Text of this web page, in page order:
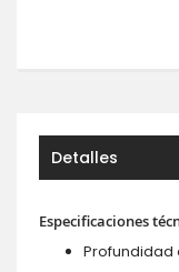
Detalles
Especificaciones
Profundidad